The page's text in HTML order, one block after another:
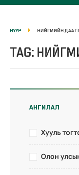
НҮҮР НИЙГМИЙН
TAG:
АНГИЛАЛ
Хууль
Олон